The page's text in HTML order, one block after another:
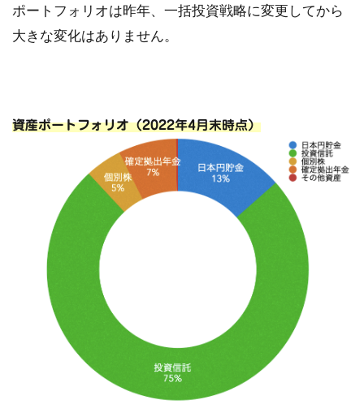
ポートフォリオは昨年、一括投資戦略に変更してから
大きな変化はありません。
資産ポートフォリオ（2022年4月末時点）